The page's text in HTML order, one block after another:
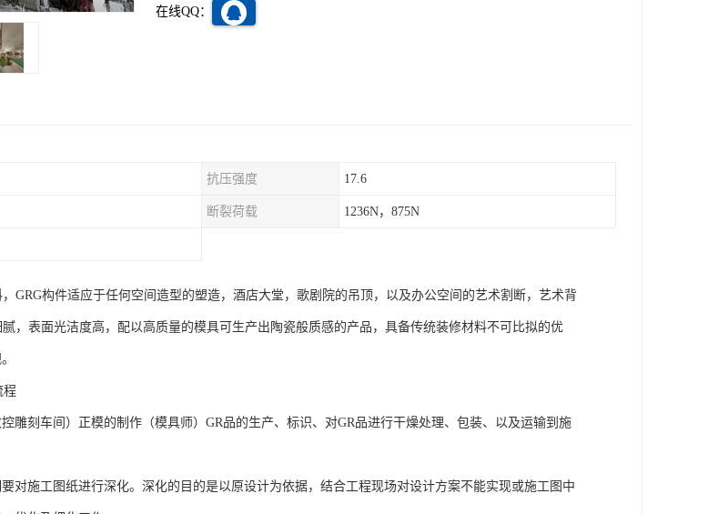
在线QQ：
抗压强度 17.6
断裂荷载 1236N，875N
GRG构件适应于任何空间造型的塑造，酒店大堂，歌剧院的吊顶，以及办公空间的艺术割断，艺术背
，表面光洁度高，配以高质量的模具可生产出陶瓷般质感的产品，具备传统装修材料不可比拟的优
程
刻车间）正模的制作（模具师）GR品的生产、标识、对GR品进行干燥处理、包装、以及运输到施
对施工图纸进行深化。深化的目的是以原设计为依据，结合工程现场对设计方案不能实现或施工图中